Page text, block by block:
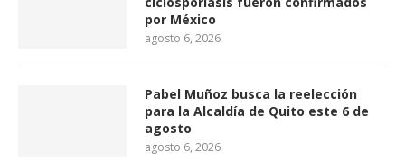
por México
agosto 6, 2026
Pabel Muñoz busca la reelección
para la Alcaldía de Quito este 6 de
agosto
agosto 6, 2026